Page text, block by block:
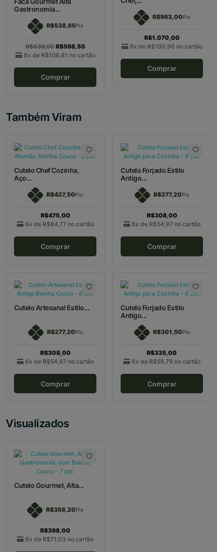
Gastronomia...
R$538,65Pix
R$630,00 R$598,50
6x de R$106,81 no cartão
Comprar
R$963,00Pix
R$1.070,00
6x de R$190,96 no cartão
Comprar
Também Viram
Cutelo Chef Cozinha,
Aço...
R$427,50Pix
R$475,00
6x de R$84,77 no cartão
Comprar
Cutelo Forjado Estilo
Antigo...
R$277,20Pix
R$308,00
6x de R$54,97 no cartão
Comprar
Cutelo Artesanal Estilo...
R$277,20Pix
R$308,00
6x de R$54,97 no cartão
Comprar
Cutelo Forjado Estilo
Antigo...
R$301,50Pix
R$335,00
6x de R$59,79 no cartão
Comprar
Visualizados
Cutelo Gourmet, Alta...
R$358,20Pix
R$398,00
6x de R$71,03 no cartão